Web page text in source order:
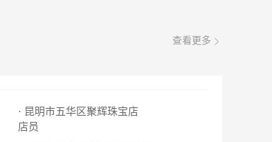
查看更多
· 昆明市五华区聚辉珠宝店
店员